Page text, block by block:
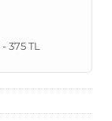
375 TL